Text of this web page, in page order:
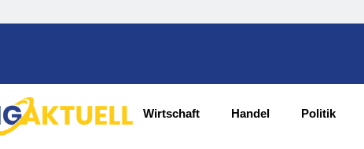
Wirtschaft Handel Politik